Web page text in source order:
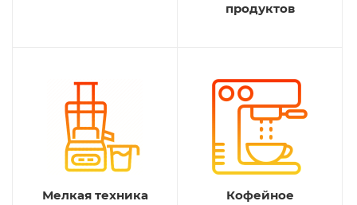
продуктов
Мелкая техника
Кофейное